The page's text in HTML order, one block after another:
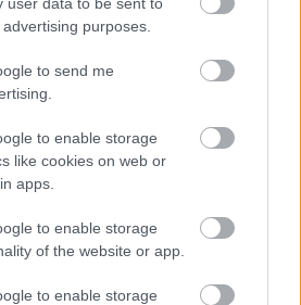
purposes.
to send me
to enable storage
like cookies on web or
apps.
to enable storage
of the website or app.
to enable storage